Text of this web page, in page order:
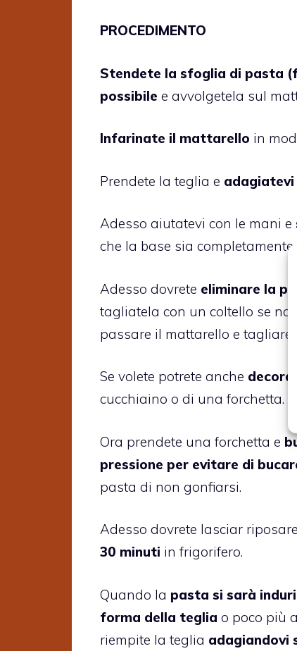
PROCEDIMENTO
Stendete la sfoglia di pasta
possibile e avvolgetela sul
Infarinate il mattarello in
Prendete la teglia e
Adesso aiutatevi con le mani e
che la base sia completamente
Adesso dovrete eliminare la
tagliatela con un coltello se
passare il mattarello e tagliare
Se volete potrete anche
cucchiaino o di una forchetta.
Ora prendete una forchetta e
pressione per evitare di
pasta di non gonfiarsi.
Adesso dovrete lasciar
30 minuti in frigorifero.
Quando la pasta si sarà
forma della teglia o poco più
riempite la teglia adagiandovi